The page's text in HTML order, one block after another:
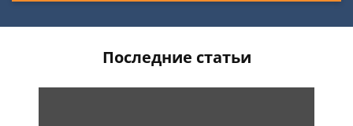
Последние статьи